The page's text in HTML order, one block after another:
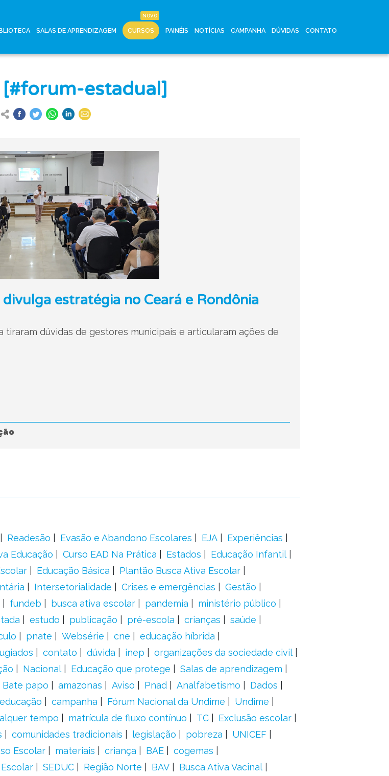
SALAS DE APRENDIZAGEM CURSOS PAINÉIS NOTÍCIAS CAMPANHA DÚVIDAS CONTATO
estadual]
estratégia no Ceará e Rondônia
dúvidas de gestores municipais e articularam ações de
Readesão Evasão e Abandono Escolares EJA
Experiências
Educação Curso EAD Na Prática Estados
Educação Infantil
Educação Básica
Plantão Busca Ativa Escolar
Intersetorialidade Crises e emergências
Gestão
fundeb busca ativa escolar pandemia
ministério público
estudo publicação pré-escola crianças
saúde
pnate Websérie cne
educação híbrida
contato dúvida inep
organizações da sociedade civil
Nacional Educação que protege
Salas de aprendizagem
Bate papo amazonas Aviso Pnad Analfabetismo
Dados
educação campanha Fórum Nacional da Undime
Undime
tempo matrícula de fluxo contínuo TC
Exclusão escolar
comunidades tradicionais legislação pobreza
UNICEF
Escolar materiais criança BAE
cogemas
SEDUC Região Norte BAV
Busca Ativa Vacinal